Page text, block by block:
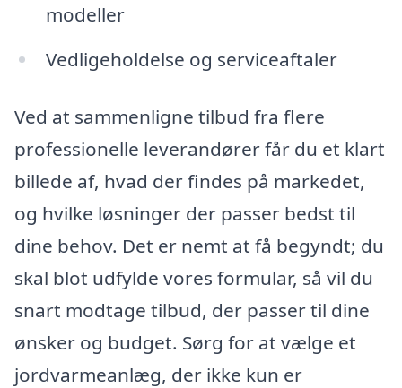
modeller
Vedligeholdelse og serviceaftaler
Ved at sammenligne tilbud fra flere
professionelle leverandører får du et klart
billede af, hvad der findes på markedet,
og hvilke løsninger der passer bedst til
dine behov. Det er nemt at få begyndt; du
skal blot udfylde vores formular, så vil du
snart modtage tilbud, der passer til dine
ønsker og budget. Sørg for at vælge et
jordvarmeanlæg, der ikke kun er